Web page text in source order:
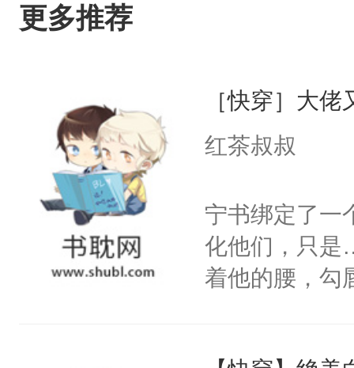
更多推荐
［快穿］大
红茶叔叔
宁书绑定了一
化他们，只是
着他的腰，勾